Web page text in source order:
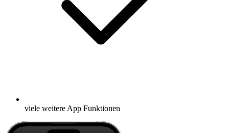
viele weitere App Funktionen